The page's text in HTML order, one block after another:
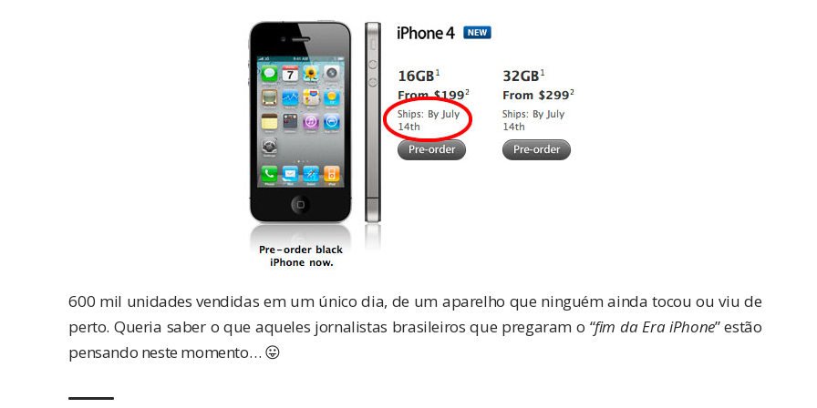
600 mil unidades vendidas em um único dia, de um aparelho que ninguém ainda tocou ou viu de
perto. Queria saber o que aqueles jornalistas brasileiros que pregaram o “fim da Era iPhone” estão
pensando neste momento… 😛